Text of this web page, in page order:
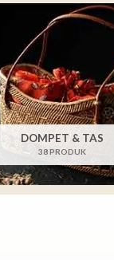
DOMPET & TAS
38 PRODUK